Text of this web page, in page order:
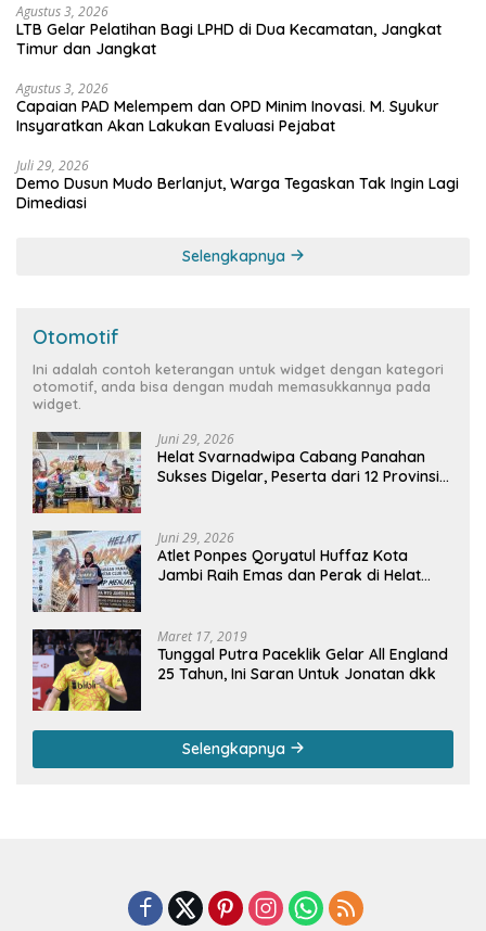
Agustus 3, 2026
LTB Gelar Pelatihan Bagi LPHD di Dua Kecamatan, Jangkat
Timur dan Jangkat
Agustus 3, 2026
Capaian PAD Melempem dan OPD Minim Inovasi. M. Syukur
Insyaratkan Akan Lakukan Evaluasi Pejabat
Juli 29, 2026
Demo Dusun Mudo Berlanjut, Warga Tegaskan Tak Ingin Lagi
Dimediasi
Selengkapnya
Otomotif
Ini adalah contoh keterangan untuk widget dengan kategori
otomotif, anda bisa dengan mudah memasukkannya pada
widget.
Juni 29, 2026
Helat Svarnadwipa Cabang Panahan
Sukses Digelar, Peserta dari 12 Provinsi
Juni 29, 2026
Atlet Ponpes Qoryatul Huffaz Kota
Jambi Raih Emas dan Perak di Helat
Maret 17, 2019
Tunggal Putra Paceklik Gelar All England
25 Tahun, Ini Saran Untuk Jonatan dkk
Selengkapnya